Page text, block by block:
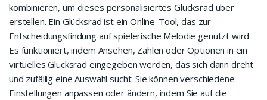
kombinieren, um dieses personalisiertes Glücksrad über
erstellen. Ein Glücksrad ist ein Online-Tool, das zur
Entscheidungsfindung auf spielerische Melodie genutzt wird.
Es funktioniert, indem Ansehen, Zahlen oder Optionen in ein
virtuelles Glücksrad eingegeben werden, das sich dann dreht
und zufällig eine Auswahl sucht. Sie können verschiedene
Einstellungen anpassen oder ändern, indem Sie auf die